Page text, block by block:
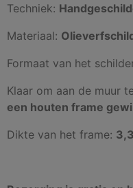
Techniek:
Materiaal:
Formaat van het
Klaar om aan de muur
een houten frame
Dikte van het frame: